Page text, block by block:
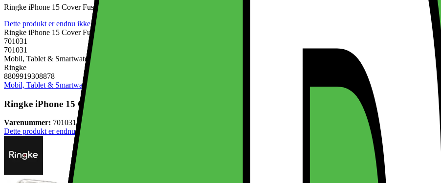
Ringke iPhone 15 Cover Fusion Design Seoul
Dette produkt er endnu ikke blevet bedømt.
Ringke iPhone 15 Cover Fusion Design Seoul
701031
701031
Mobil, Tablet & Smartwatch, Mobiltilbehør, Mobilcovers
Ringke
8809919308878
Mobil, Tablet & Smartwatch
Ringke iPhone 15 Cover Fusion Design Seoul
Varenummer: 701031
Dette produkt er endnu ikke blevet bedømt.